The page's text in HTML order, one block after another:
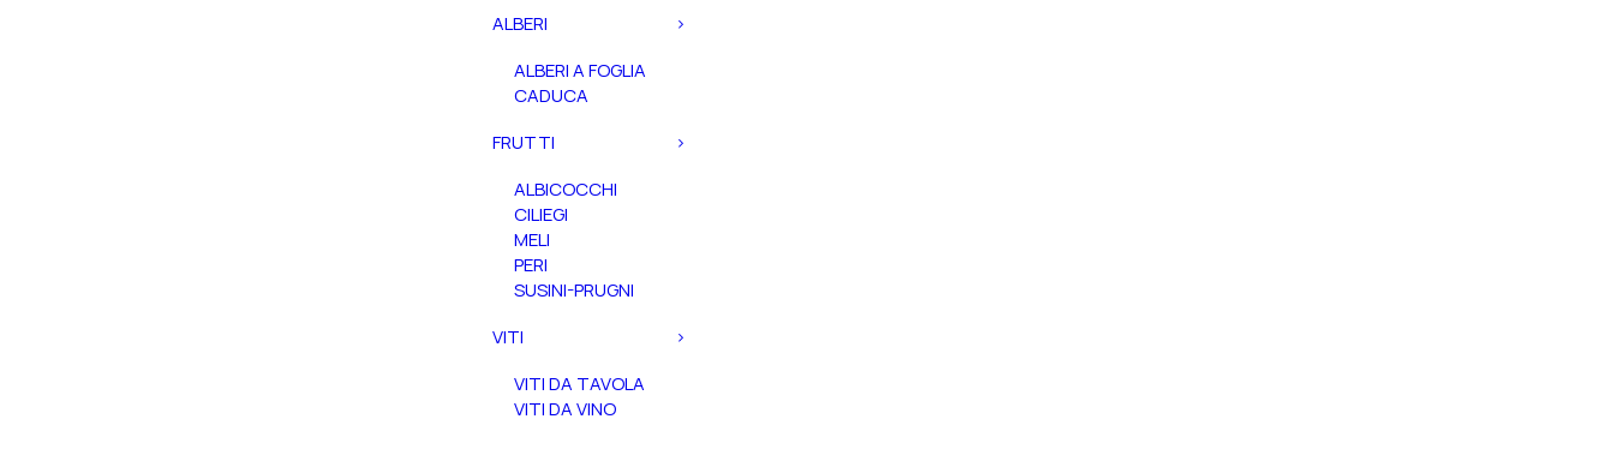
ALBERI
ALBERI A FOGLIA
CADUCA
FRUTTI
ALBICOCCHI
CILIEGI
MELI
PERI
SUSINI-PRUGNI
VITI
VITI DA TAVOLA
VITI DA VINO